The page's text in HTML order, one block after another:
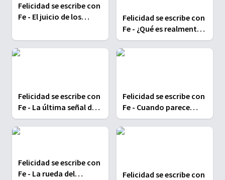
Felicidad se escribe con
Fe - El juicio de los
Felicidad se escribe con
Fe - ¿Qué es realmente
la fe?
Felicidad se escribe con
Fe - La última señal de
lealtad
Felicidad se escribe con
Fe - Cuando parece
imposible perdonar
Felicidad se escribe con
Fe - La rueda del
Felicidad se escribe con